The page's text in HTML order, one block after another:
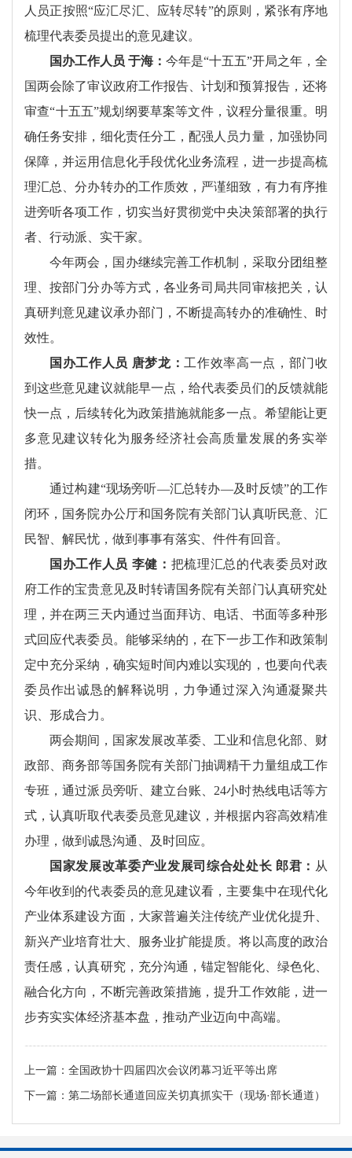
人员正按照“应汇尽汇、应转尽转”的原则，紧张有序地
梳理代表委员提出的意见建议。
国办工作人员 于海： 今年是“十五五”开局之年，全
国两会除了审议政府工作报告、计划和预算报告，还将
审查“十五五”规划纲要草案等文件，议程分量很重。明
确任务安排，细化责任分工，配强人员力量，加强协同
保障，并运用信息化手段优化业务流程，进一步提高梳
理汇总、分办转办的工作质效，严谨细致，有力有序推
进旁听各项工作，切实当好贯彻党中央决策部署的执行
者、行动派、实干家。
今年两会，国办继续完善工作机制，采取分团组整
理、按部门分办等方式，各业务司局共同审核把关，认
真研判意见建议承办部门，不断提高转办的准确性、时
效性。
国办工作人员 唐梦龙： 工作效率高一点，部门收
到这些意见建议就能早一点，给代表委员们的反馈就能
快一点，后续转化为政策措施就能多一点。希望能让更
多意见建议转化为服务经济社会高质量发展的务实举
措。
通过构建“现场旁听—汇总转办—及时反馈”的工作
闭环，国务院办公厅和国务院有关部门认真听民意、汇
民智、解民忧，做到事事有落实、件件有回音。
国办工作人员 李健： 把梳理汇总的代表委员对政
府工作的宝贵意见及时转请国务院有关部门认真研究处
理，并在两三天内通过当面拜访、电话、书面等多种形
式回应代表委员。能够采纳的，在下一步工作和政策制
定中充分采纳，确实短时间内难以实现的，也要向代表
委员作出诚恳的解释说明，力争通过深入沟通凝聚共
识、形成合力。
两会期间，国家发展改革委、工业和信息化部、财
政部、商务部等国务院有关部门抽调精干力量组成工作
专班，通过派员旁听、建立台账、24小时热线电话等方
式，认真听取代表委员意见建议，并根据内容高效精准
办理，做到诚恳沟通、及时回应。
国家发展改革委产业发展司综合处处长 郎君： 从
今年收到的代表委员的意见建议看，主要集中在现代化
产业体系建设方面，大家普遍关注传统产业优化提升、
新兴产业培育壮大、服务业扩能提质。将以高度的政治
责任感，认真研究，充分沟通，锚定智能化、绿色化、
融合化方向，不断完善政策措施，提升工作效能，进一
步夯实实体经济基本盘，推动产业迈向中高端。
上一篇： 全国政协十四届四次会议闭幕习近平等出席
下一篇： 第二场部长通道回应关切真抓实干（现场·部长通道）